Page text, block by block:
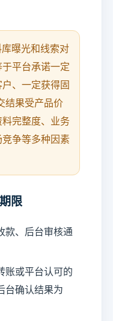
曝光和线索对
平台承诺一定
、一定获得固
结果受产品价
完整度、业务
争等多种因素
限
款、后台审核通
账或平台认可的
台确认结果为